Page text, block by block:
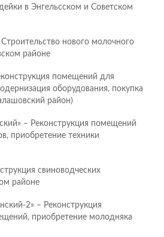
в Энгельсском и Советском
нового молочного
районе
помещений для
оборудования, покупка
район)
– Реконструкция помещений
приобретение техники
свиноводческих
районе
2» – Реконструкция
приобретение молодняка